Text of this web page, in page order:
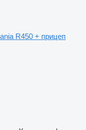
R450 + прицеп